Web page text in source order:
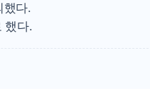
주한미군 "오산기
구미 폐염산처리
했다.
했다.